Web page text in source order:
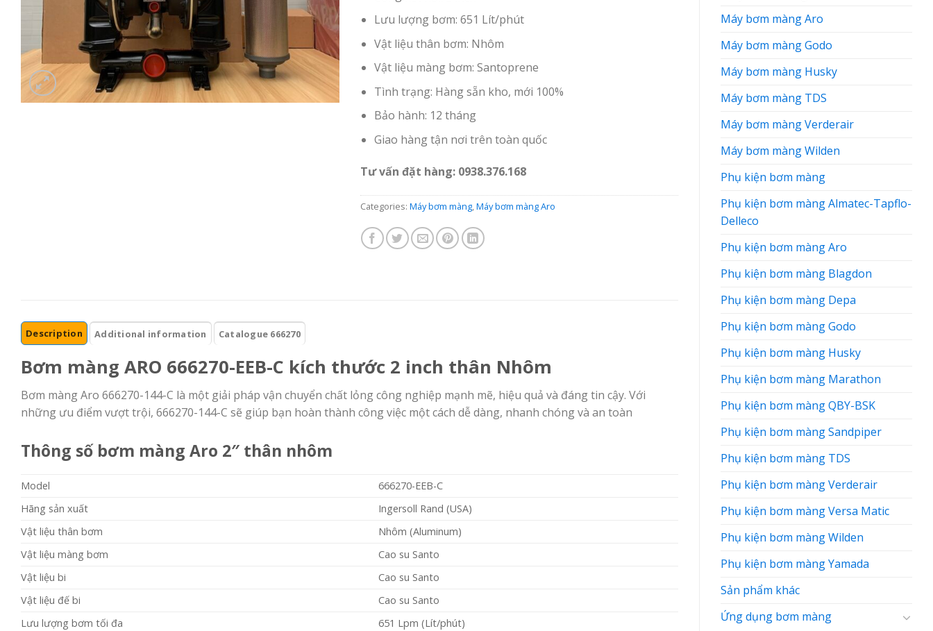
Máy bơm màng Aro
Máy bơm màng Godo
Máy bơm màng Husky
Máy bơm màng TDS
Máy bơm màng Verderair
Máy bơm màng Wilden
Phụ kiện bơm màng
Phụ kiện bơm màng Almatec-Tapflo-
Delleco
Phụ kiện bơm màng Aro
Phụ kiện bơm màng Blagdon
Phụ kiện bơm màng Depa
Phụ kiện bơm màng Godo
Phụ kiện bơm màng Husky
Phụ kiện bơm màng Marathon
Phụ kiện bơm màng QBY-BSK
Phụ kiện bơm màng Sandpiper
Phụ kiện bơm màng TDS
Phụ kiện bơm màng Verderair
Phụ kiện bơm màng Versa Matic
Phụ kiện bơm màng Wilden
Phụ kiện bơm màng Yamada
Sản phẩm khác
Ứng dụng bơm màng
Lưu lượng bơm: 651 Lít/phút
Vật liệu thân bơm: Nhôm
Vật liệu màng bơm: Santoprene
Tình trạng: Hàng sẵn kho, mới 100%
Bảo hành: 12 tháng
Giao hàng tận nơi trên toàn quốc
Tư vấn đặt hàng: 0938.376.168
Categories: Máy bơm màng, Máy bơm màng Aro
Description Additional information Catalogue 666270
Bơm màng ARO 666270-EEB-C kích thước 2 inch thân Nhôm
Bơm màng Aro 666270-144-C là một giải pháp vận chuyển chất lỏng công nghiệp mạnh mẽ, hiệu quả và đáng tin cậy. Với
những ưu điểm vượt trội, 666270-144-C sẽ giúp bạn hoàn thành công việc một cách dễ dàng, nhanh chóng và an toàn
Thông số bơm màng Aro 2″ thân nhôm
Model
666270-EEB-C
Hãng sản xuất
Ingersoll Rand (USA)
Vật liệu thân bơm
Nhôm (Aluminum)
Vật liệu màng bơm
Cao su Santo
Vật liệu bi
Cao su Santo
Vật liệu đế bi
Cao su Santo
Lưu lượng bơm tối đa
651 Lpm (Lít/phút)